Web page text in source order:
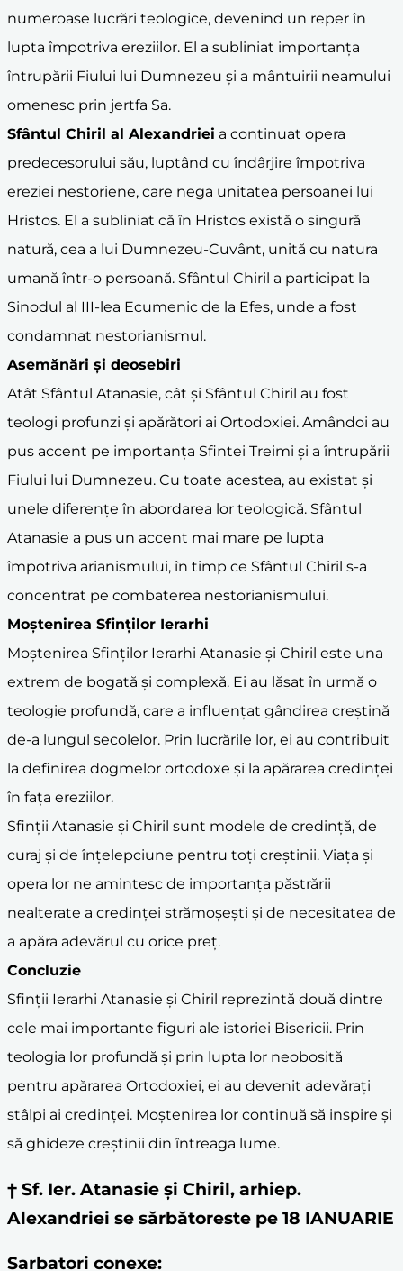
numeroase lucrări teologice, devenind un reper în
lupta împotriva ereziilor. El a subliniat importanța
întrupării Fiului lui Dumnezeu și a mântuirii neamului
omenesc prin jertfa Sa.
Sfântul Chiril al Alexandriei a continuat opera
predecesorului său, luptând cu îndârjire împotriva
ereziei nestoriene, care nega unitatea persoanei lui
Hristos. El a subliniat că în Hristos există o singură
natură, cea a lui Dumnezeu-Cuvânt, unită cu natura
umană într-o persoană. Sfântul Chiril a participat la
Sinodul al III-lea Ecumenic de la Efes, unde a fost
condamnat nestorianismul.
Asemănări și deosebiri
Atât Sfântul Atanasie, cât și Sfântul Chiril au fost
teologi profunzi și apărători ai Ortodoxiei. Amândoi au
pus accent pe importanța Sfintei Treimi și a întrupării
Fiului lui Dumnezeu. Cu toate acestea, au existat și
unele diferențe în abordarea lor teologică. Sfântul
Atanasie a pus un accent mai mare pe lupta
împotriva arianismului, în timp ce Sfântul Chiril s-a
concentrat pe combaterea nestorianismului.
Moștenirea Sfinților Ierarhi
Moștenirea Sfinților Ierarhi Atanasie și Chiril este una
extrem de bogată și complexă. Ei au lăsat în urmă o
teologie profundă, care a influențat gândirea creștină
de-a lungul secolelor. Prin lucrările lor, ei au contribuit
la definirea dogmelor ortodoxe și la apărarea credinței
în fața ereziilor.
Sfinții Atanasie și Chiril sunt modele de credință, de
curaj și de înțelepciune pentru toți creștinii. Viața și
opera lor ne amintesc de importanța păstrării
nealterate a credinței strămoșești și de necesitatea de
a apăra adevărul cu orice preț.
Concluzie
Sfinții Ierarhi Atanasie și Chiril reprezintă două dintre
cele mai importante figuri ale istoriei Bisericii. Prin
teologia lor profundă și prin lupta lor neobosită
pentru apărarea Ortodoxiei, ei au devenit adevărați
stâlpi ai credinței. Moștenirea lor continuă să inspire și
să ghideze creștinii din întreaga lume.
† Sf. Ier. Atanasie și Chiril, arhiep.
Alexandriei se sărbătoreste pe 18 IANUARIE
Sarbatori conexe: